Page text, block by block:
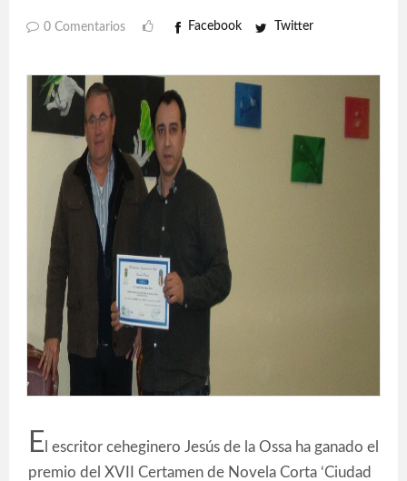
0 Comentarios Facebook Twitter
E l escritor ceheginero Jesús de la Ossa ha ganado el
premio del XVII Certamen de Novela Corta ‘Ciudad